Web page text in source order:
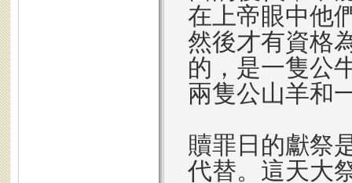
在上帝眼中他
然後才有資格
的，是一隻公
兩隻公山羊和
贖罪日的獻祭
代替。這天大